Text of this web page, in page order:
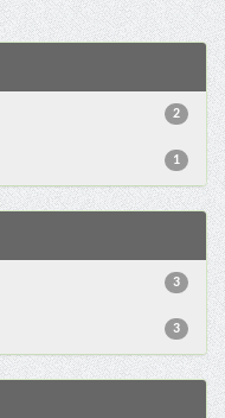
2
1
3
3